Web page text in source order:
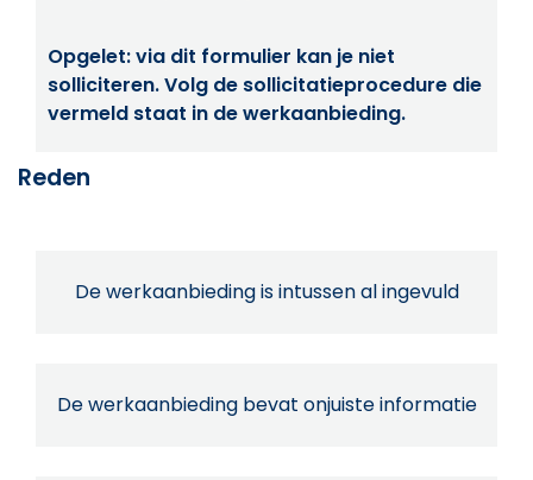
Opgelet: via dit formulier kan je niet
solliciteren. Volg de sollicitatieprocedure die
vermeld staat in de werkaanbieding.
Reden
De werkaanbieding is intussen al ingevuld
De werkaanbieding bevat onjuiste informatie